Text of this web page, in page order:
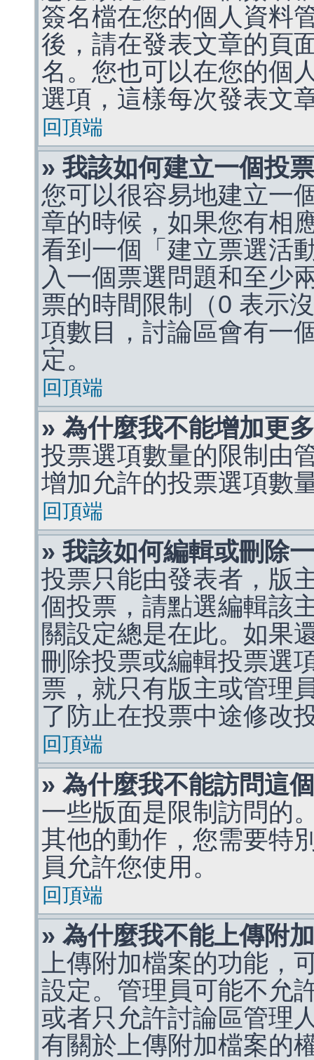
簽名檔在您的個人資料
後，請在發表文章的頁
名。您也可以在您的個
選項，這樣每次發表文
回頂端
» 我該如何建立一個投
您可以很容易地建立一
章的時候，如果您有相
看到一個「建立票選活
入一個票選問題和至少
票的時間限制（0 表示
項數目，討論區會有一
定。
回頂端
» 為什麼我不能增加更
投票選項數量的限制由
增加允許的投票選項數
回頂端
» 我該如何編輯或刪除
投票只能由發表者，版
個投票，請點選編輯該
關設定總是在此。如果
刪除投票或編輯投票選
票，就只有版主或管理
了防止在投票中途修改
回頂端
» 為什麼我不能訪問這
一些版面是限制訪問的
其他的動作，您需要特
員允許您使用。
回頂端
» 為什麼我不能上傳附
上傳附加檔案的功能，
設定。管理員可能不允
或者只允許討論區管理
有關於上傳附加檔案的